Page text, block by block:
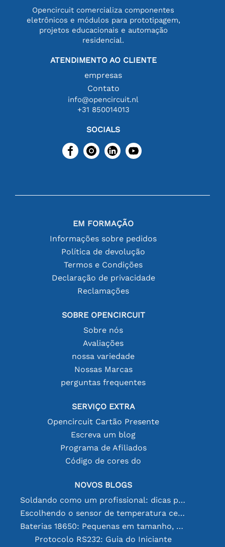
Opencircuit comercializa componentes
eletrônicos e módulos para prototipagem,
projetos educacionais e automação
residencial.
ATENDIMENTO AO CLIENTE
empresas
Contato
info@opencircuit.nl
+31 850014013
SOCIALS
EM FORMAÇÃO
Informações sobre pedidos
Política de devolução
Termos e Condições
Declaração de privacidade
Reclamações
SOBRE OPENCIRCUIT
Sobre nós
Avaliações
nossa variedade
Nossas Marcas
perguntas frequentes
SERVIÇO EXTRA
Opencircuit Cartão Presente
Escreva um blog
Programa de Afiliados
Código de cores do
NOVOS BLOGS
Soldando como um profissional: dicas para conexões eletrônicas perfeitas
Escolhendo o sensor de temperatura certo [youtube]
Baterias 18650: Pequenas em tamanho, grandes em desempenho
Protocolo RS232: Guia do Iniciante